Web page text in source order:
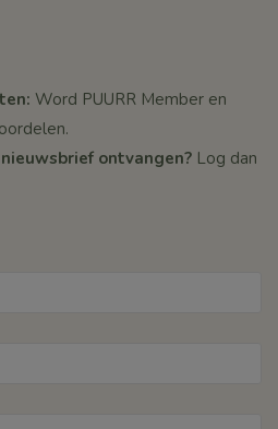
Word PUURR Member en
ontvangen? Log dan